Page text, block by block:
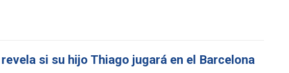
si su hijo Thiago jugará en el Barcelona